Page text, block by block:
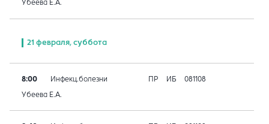
Убеева Е.А.
21 февраля, суббота
8:00 Инфекц.болезни ПР ИБ 081108
Убеева Е.А.